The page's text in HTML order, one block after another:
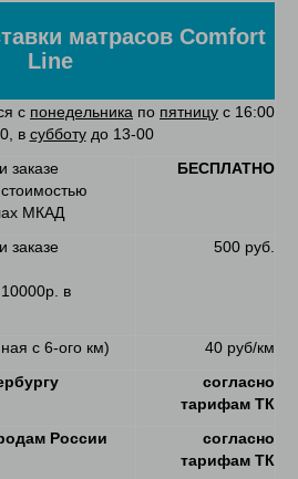
матрасов Comfort
Line
с понедельника по пятницу с 16:00
в субботудо 13-00
заказе
МКАД
БЕСПЛАТНО
заказе
в
500 руб.
с 6-ого км)
40 руб/км
согласно
тарифам ТК
России
согласно
тарифам ТК